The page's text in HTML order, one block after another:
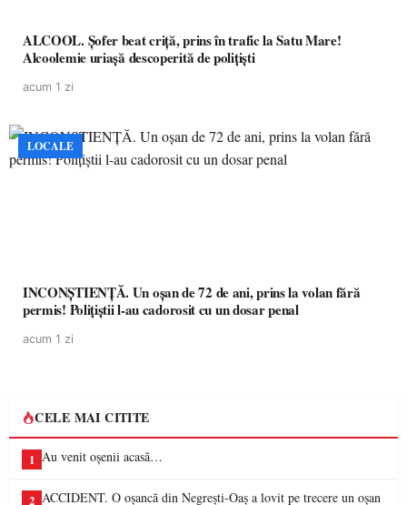
ALCOOL. Șofer beat criță, prins în trafic la Satu Mare!
Alcoolemie uriașă descoperită de polițiști
acum 1 zi
LOCALE
INCONȘTIENȚĂ. Un oșan de 72 de ani, prins la volan fără
permis! Polițiștii l-au cadorosit cu un dosar penal
acum 1 zi
CELE MAI CITITE
1 Au venit oșenii acasă…
2 ACCIDENT. O oșancă din Negrești-Oaș a lovit pe trecere un oșan